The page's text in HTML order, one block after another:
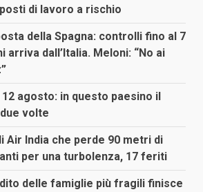
di lavoro a rischio
della Spagna: controlli fino al 7
dall’Italia. Meloni: “No ai
agosto: in questo paesino il
volte
Air India che perde 90 metri di
per una turbolenza, 17 feriti
delle famiglie più fragili finisce